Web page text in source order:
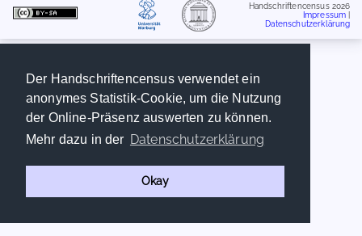
Der Handschriftencensus verwendet ein
anonymes Statistik-Cookie, um die Nutzung
der Online-Präsenz auswerten zu können.
Mehr dazu in der Datenschutzerklärung
Okay
Handschriftencensus 2026
Impressum
Datenschutzerklärung